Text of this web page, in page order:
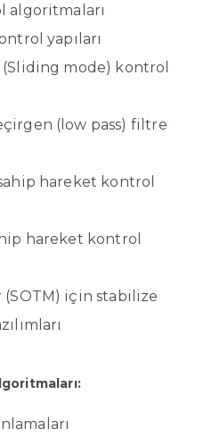
algoritmaları
yapıları
mode) kontrol
(low pass) filtre
hareket kontrol
hareket kontrol
için stabilize